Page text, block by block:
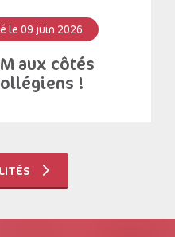
le 09 juin 2026
aux côtés
!